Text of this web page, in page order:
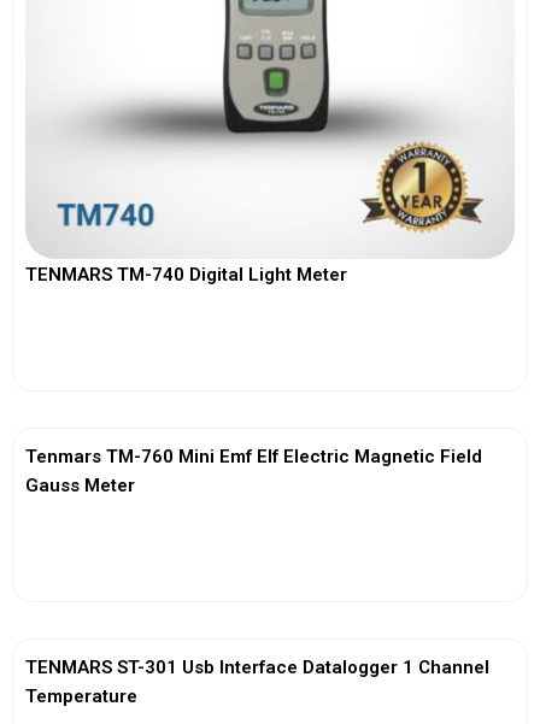
TENMARS TM-740 Digital Light Meter
Tenmars TM-760 Mini Emf Elf Electric Magnetic Field
Gauss Meter
TENMARS ST-301 Usb Interface Datalogger 1 Channel
Temperature